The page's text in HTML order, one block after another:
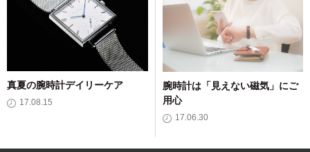
真夏の腕時計デイリーケア
17.08.15
腕時計は「見えない磁気」にご
用心
17.06.30